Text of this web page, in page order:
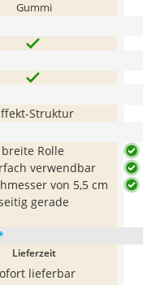
Gummi
Struktur
Rolle
verwendbar
von 5,5 cm
gerade
Lieferzeit
lieferbar